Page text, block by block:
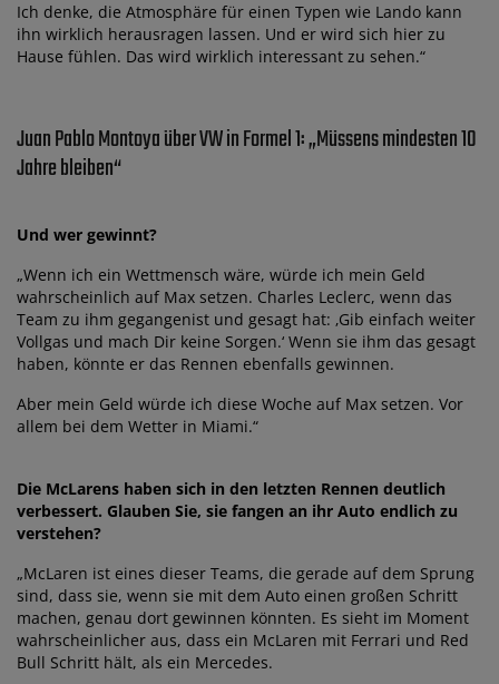
Ich denke, die Atmosphäre für einen Typen wie Lando kann
ihn wirklich herausragen lassen. Und er wird sich hier zu
Hause fühlen. Das wird wirklich interessant zu sehen.“
Juan Pablo Montoya über VW in Formel 1: „Müssens mindesten 10
Jahre bleiben“
Und wer gewinnt?
„Wenn ich ein Wettmensch wäre, würde ich mein Geld
wahrscheinlich auf Max setzen. Charles Leclerc, wenn das
Team zu ihm gegangenist und gesagt hat: ‚Gib einfach weiter
Vollgas und mach Dir keine Sorgen.‘ Wenn sie ihm das gesagt
haben, könnte er das Rennen ebenfalls gewinnen.
Aber mein Geld würde ich diese Woche auf Max setzen. Vor
allem bei dem Wetter in Miami.“
Die McLarens haben sich in den letzten Rennen deutlich
verbessert. Glauben Sie, sie fangen an ihr Auto endlich zu
verstehen?
„McLaren ist eines dieser Teams, die gerade auf dem Sprung
sind, dass sie, wenn sie mit dem Auto einen großen Schritt
machen, genau dort gewinnen könnten. Es sieht im Moment
wahrscheinlicher aus, dass ein McLaren mit Ferrari und Red
Bull Schritt hält, als ein Mercedes.